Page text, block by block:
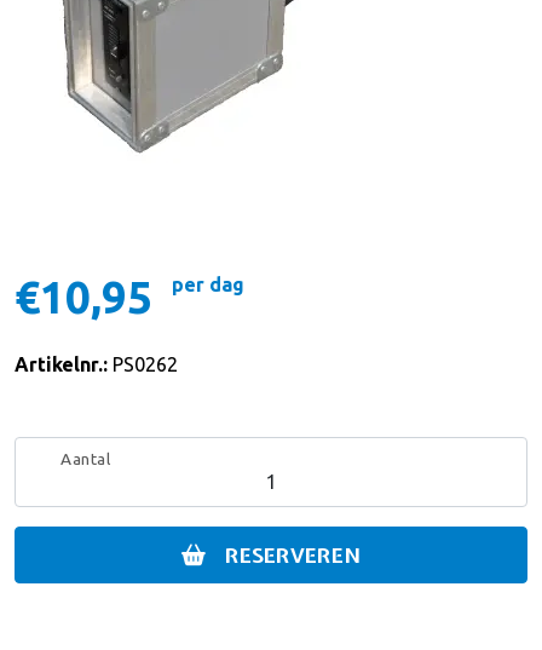
€10,95 per dag
Artikelnr.: PS0262
Aantal
RESERVEREN